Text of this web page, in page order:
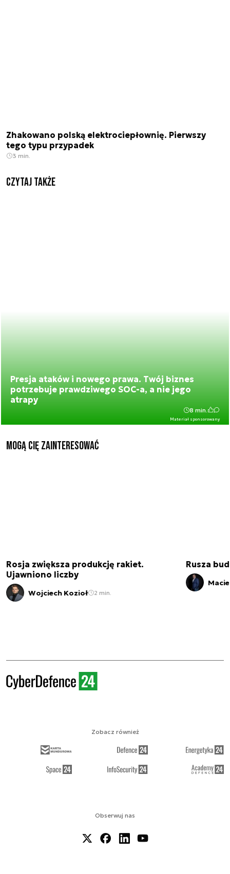
Zhakowano polską elektrociepłownię. Pierwszy
tego typu przypadek
3 min.
Czytaj także
Presja ataków i nowego prawa. Twój biznes
potrzebuje prawdziwego SOC-a, a nie jego
atrapy
Materiał sponsorowany
8 min.
Mogą Cię zainteresować
Rosja zwiększa produkcję rakiet.
Ujawniono liczby
Wojciech Kozioł 2 min.
Rusza
Obserwuj nas
Zobacz również